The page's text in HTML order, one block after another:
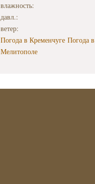
влажность:
давл.:
ветер:
Погода в Кременчуге Погода в
Мелитополе